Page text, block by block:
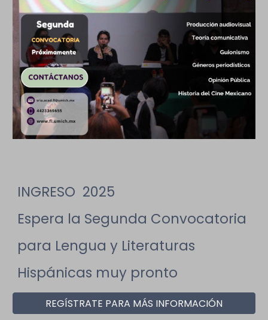
INGRESO 2025
Espera la Segunda Convocatoria
para Lengua y Literaturas
Hispánicas muy pronto
REGÍSTRATE PARA MÁS INFORMACIÓN